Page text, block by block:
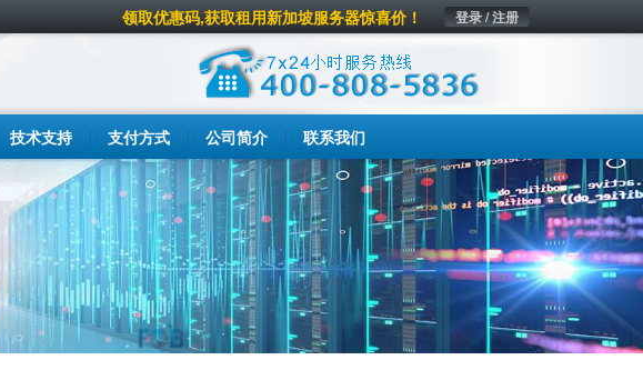
登录 / 注册
领取优惠码,获取租用新加坡服务器惊喜价！
技术支持 支付方式 公司简介 联系我们